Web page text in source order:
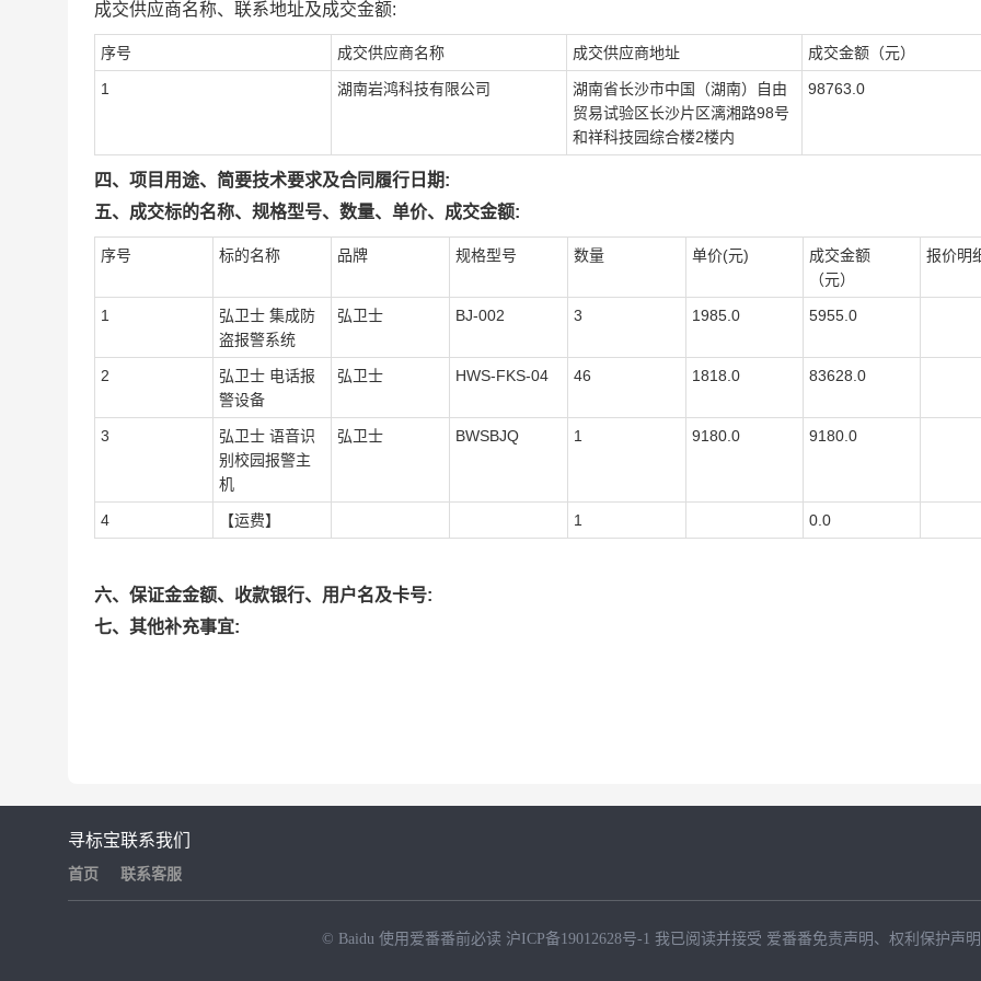
成交供应商名称、联系地址及成交金额:
序号 成交供应商名称 成交供应商地址 成交金额（元）
1 湖南岩鸿科技有限公司
湖南省长沙市中国（湖南）自由
贸易试验区长沙片区漓湘路98号
和祥科技园综合楼2楼内
98763.0
四、项目用途、简要技术要求及合同履行日期:
五、成交标的名称、规格型号、数量、单价、成交金额:
序号 标的名称 品牌 规格型号 数量 单价(元)
成交金额
（元）
报价明
1
弘卫士 集成防
盗报警系统
弘卫士 BJ-002 3 1985.0 5955.0
2
弘卫士 电话报
警设备
弘卫士 HWS-FKS-04 46 1818.0 83628.0
3
弘卫士 语音识
别校园报警主
机
弘卫士 BWSBJQ 1 9180.0 9180.0
4 【运费】 1 0.0
六、保证金金额、收款银行、用户名及卡号:
七、其他补充事宜:
寻标宝
首页
联系我们
联系客服
© Baidu 使用爱番番前必读 沪ICP备19012628号-1 我已阅读并接受 爱番番免责声明 、 权利保护声明